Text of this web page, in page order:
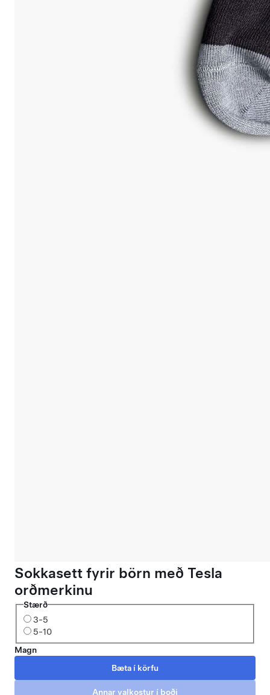
Sokkasett fyrir börn með Tesla
orðmerkinu
Stærð
3-5
5-10
Magn